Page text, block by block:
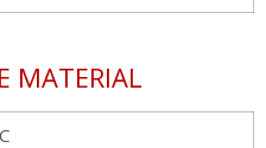
MATERIAL